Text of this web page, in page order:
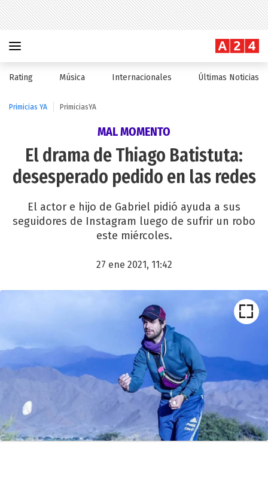
Rating Música Internacionales Últimas Noticias
Primicias YA PrimiciasYA
MAL MOMENTO
El drama de Thiago Batistuta:
desesperado pedido en las redes
El actor e hijo de Gabriel pidió ayuda a sus
seguidores de Instagram luego de sufrir un robo
este miércoles.
27 ene 2021, 11:42